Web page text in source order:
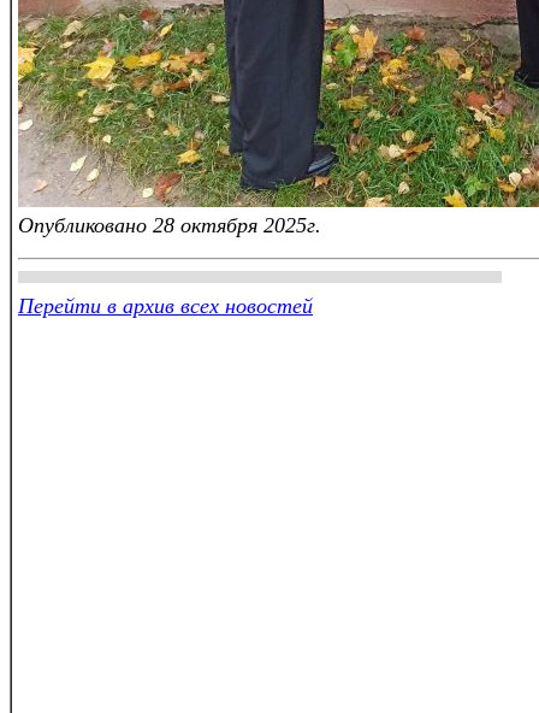
Опубликовано 28 октября 2025г.
Перейти в архив всех новостей